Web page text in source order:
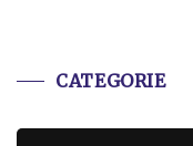
CATEGORIE